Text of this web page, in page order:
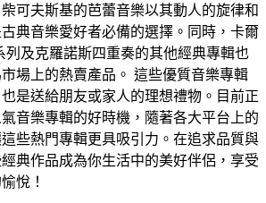
可夫斯基的芭蕾音樂以其動人的旋律和
典音樂愛好者必備的選擇。同時，卡爾
列及克羅諾斯四重奏的其他經典專輯也
場上的熱賣產品。 這些優質音樂專輯
是送給朋友或家人的理想禮物。目前正
音樂專輯的好時機，隨著各大平台上的
些熱門專輯更具吸引力。在追求品質與
典作品成為你生活中的美好伴侶，享受
悅！